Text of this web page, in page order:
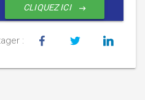
CLIQUEZ ICI
: